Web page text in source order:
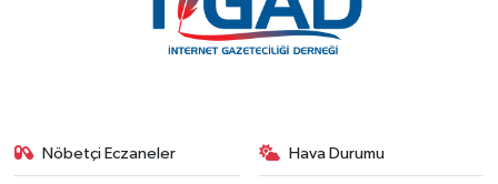
Nöbetçi Eczaneler Hava Durumu